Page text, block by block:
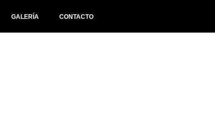
GALERÍA CONTACTO